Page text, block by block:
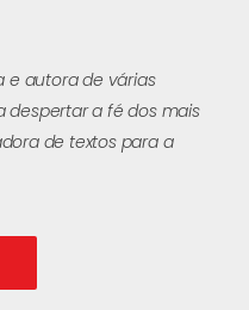
e autora de várias
despertar a fé dos mais
de textos para a